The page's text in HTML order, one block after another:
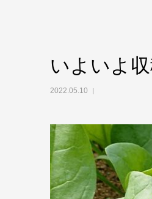
いよいよ
2022.05.10